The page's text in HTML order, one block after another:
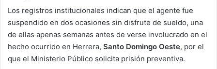
Los registros institucionales indican que el agente fue
suspendido en dos ocasiones sin disfrute de sueldo, una
de ellas apenas semanas antes de verse involucrado en el
hecho ocurrido en Herrera, Santo Domingo Oeste, por el
que el Ministerio Público solicita prisión preventiva.